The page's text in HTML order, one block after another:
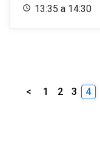
13:35 a 14:30
< 1 2 3 4